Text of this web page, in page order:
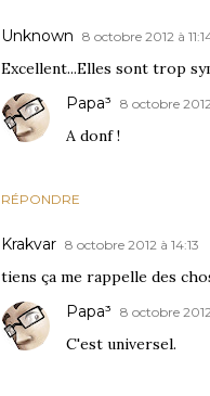
Unknown 8 octobre 2012 à
Excellent...Elles sont trop
RÉPONDRE
Papa³ 8 octobre
A donf !
Krakvar 8 octobre 2012 à 14:13
tiens ça me rappelle des
Papa³ 8 octobre
C'est universel.